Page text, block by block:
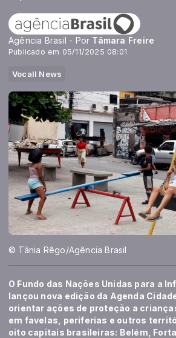
Agência Brasil - Por Tâmara Freire
Publicado em 05/11/2025 08:01
Vocall News
© Tânia Rêgo/Agência Brasil
O Fundo das Nações Unidas para a
lançou nova edição da Agenda
orientar ações de proteção a
em favelas, periferias e outros
oito capitais brasileiras: Belém,